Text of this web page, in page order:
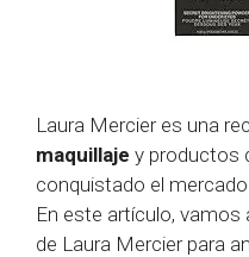
Laura Mercier es una
maquillaje y productos
conquistado el
En este artículo, vamos
de Laura Mercier para